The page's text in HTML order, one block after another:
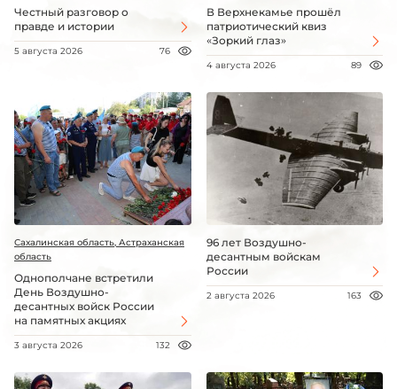
Честный разговор о
правде и истории
5 августа 2026 76
В Верхнекамье прошёл
патриотический квиз
«Зоркий глаз»
4 августа 2026 89
Сахалинская область, Астраханская
область
Однополчане встретили
День Воздушно-
десантных войск России
на памятных акциях
3 августа 2026 132
96 лет Воздушно-
десантным войскам
России
2 августа 2026 163